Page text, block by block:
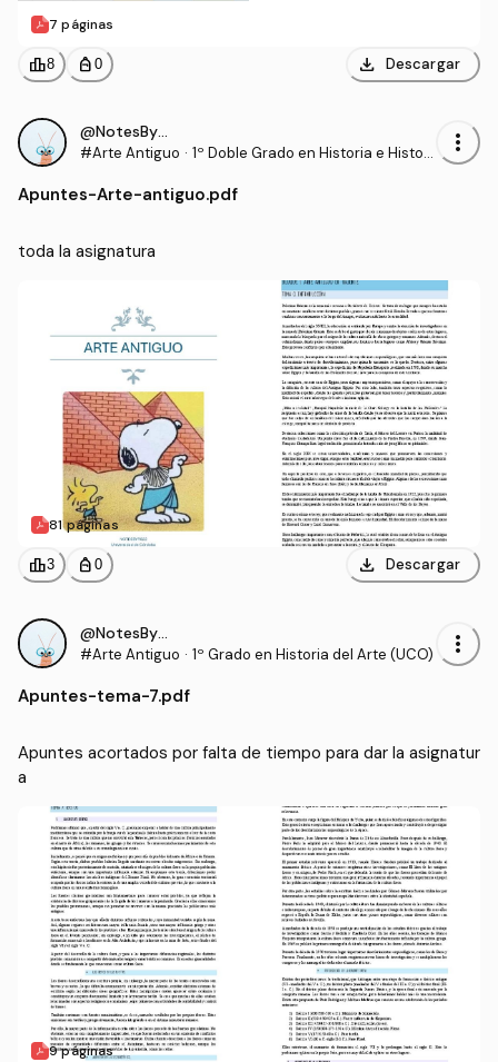
7 páginas
leaderboard8 personal_bag 0 download Descargar
@NotesByRS22
#Arte Antiguo · 1º Doble Grado en Historia e Histori
more_vert
Apuntes-Arte-antiguo.pdf
toda la asignatura
81 páginas
leaderboard3 personal_bag 0 download Descargar
@NotesByRS22
#Arte Antiguo · 1º Grado en Historia del Arte (UCO) more_vert
Apuntes-tema-7.pdf
Apuntes acortados por falta de tiempo para dar la asignatur
a
9 páginas